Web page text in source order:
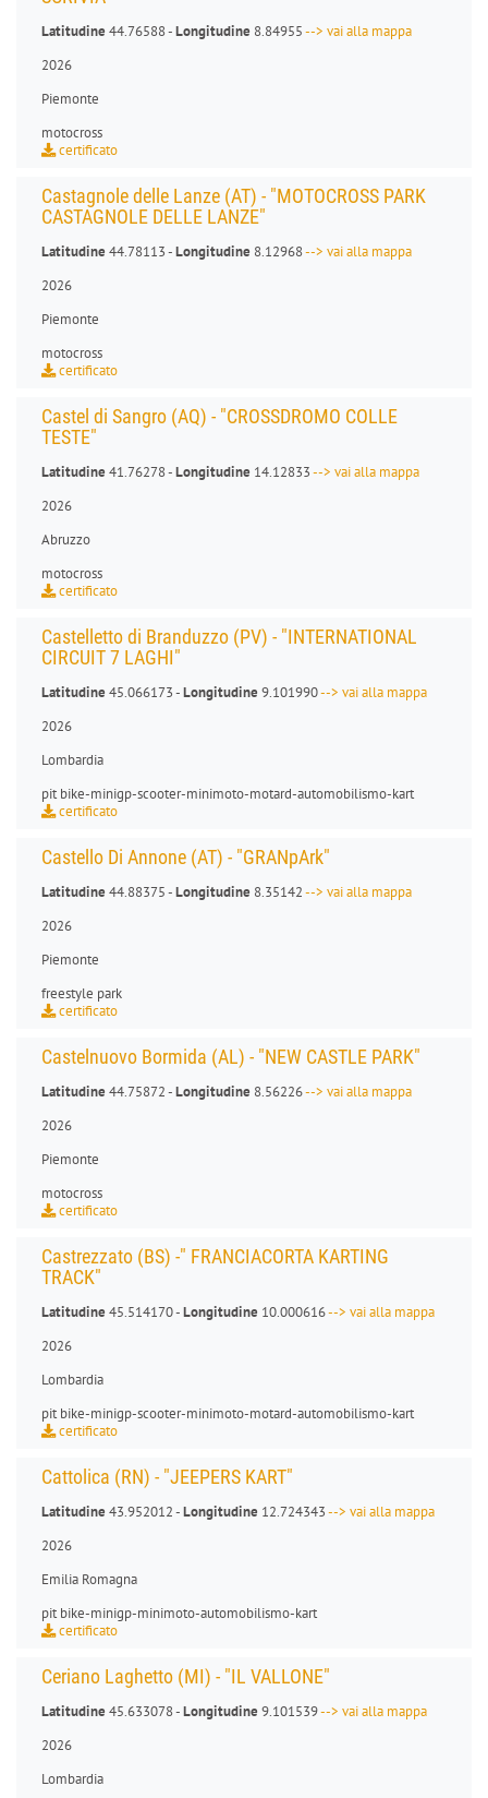
Latitudine44.76588 -Longitudine 8.84955--> vai alla mappa
2026
Piemonte
motocross
certificato
Castagnole delle Lanze (AT) - "MOTOCROSS PARK
CASTAGNOLE DELLE LANZE"
Latitudine44.78113 -Longitudine 8.12968--> vai alla mappa
2026
Piemonte
motocross
certificato
Castel di Sangro (AQ) - "CROSSDROMO COLLE
TESTE"
Latitudine41.76278 -Longitudine 14.12833--> vai alla mappa
2026
Abruzzo
motocross
certificato
Castelletto di Branduzzo (PV) - "INTERNATIONAL
CIRCUIT 7 LAGHI"
Latitudine45.066173 -Longitudine9.101990--> vai alla mappa
2026
Lombardia
pit bike-minigp-scooter-minimoto-motard-automobilismo-kart
certificato
Castello Di Annone (AT) - "GRANpArk"
Latitudine44.88375 -Longitudine 8.35142--> vai alla mappa
2026
Piemonte
freestyle park
certificato
Castelnuovo Bormida (AL) - "NEW CASTLE PARK"
Latitudine44.75872 -Longitudine 8.56226--> vai alla mappa
2026
Piemonte
motocross
certificato
Castrezzato (BS) -" FRANCIACORTA KARTING
TRACK"
Latitudine45.514170 -Longitudine 10.000616--> vai alla mappa
2026
Lombardia
pit bike-minigp-scooter-minimoto-motard-automobilismo-kart
certificato
Cattolica (RN) - "JEEPERS KART"
Latitudine43.952012 -Longitudine 12.724343--> vai alla mappa
2026
Emilia Romagna
pit bike-minigp-minimoto-automobilismo-kart
certificato
Ceriano Laghetto (MI) - "IL VALLONE"
Latitudine45.633078 -Longitudine9.101539--> vai alla mappa
2026
Lombardia